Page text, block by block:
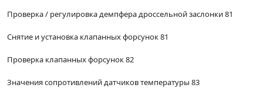
Проверка / регулировка демпфера дроссельной заслонки 81
Снятие и установка клапанных форсунок 81
Проверка клапанных форсунок 82
Значения сопротивлений датчиков температуры 83